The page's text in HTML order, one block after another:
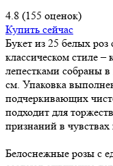
4.8 (155 оценок)
Купить сейчас
Букет из 25 белых
классическом стиле
лепестками собраны
см. Упаковка
подчеркивающих
подходит для
признаний в
Белоснежные розы с